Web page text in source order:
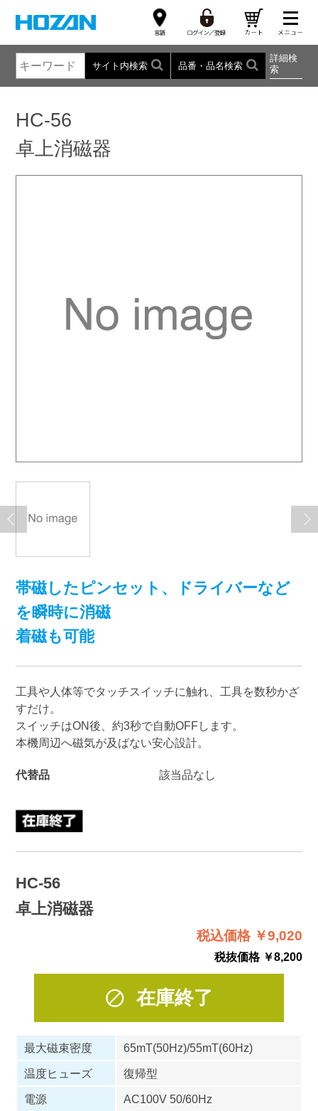
サイト内検索 品番・品名検索
詳細検
索
HC-56
卓上消磁器
帯磁したピンセット、ドライバーなど
を瞬時に消磁
着磁も可能
工具や人体等でタッチスイッチに触れ、工具を数秒かざ
すだけ。
スイッチはON後、約3秒で自動OFFします。
本機周辺へ磁気が及ばない安心設計。
代替品 該当品なし
HC-56
卓上消磁器
税込価格 ￥9,020
税抜価格 ￥8,200
在庫終了
最大磁束密度
65mT(50Hz)/55mT(60Hz)
温度ヒューズ
復帰型
電源
AC100V 50/60Hz